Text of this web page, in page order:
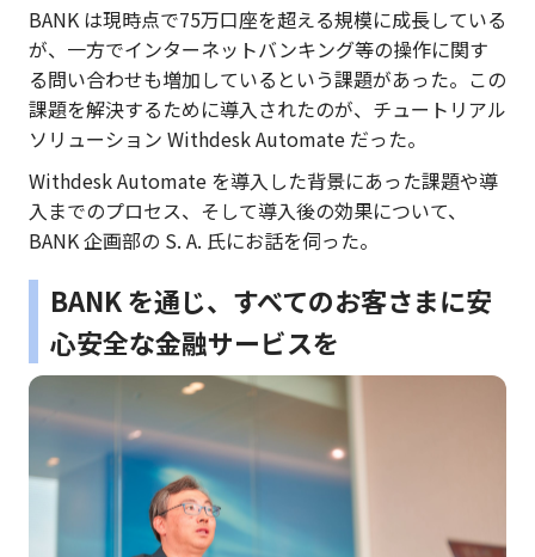
BANK は現時点で75万口座を超える規模に成長している
が、一方でインターネットバンキング等の操作に関す
る問い合わせも増加しているという課題があった。この
課題を解決するために導入されたのが、チュートリアル
ソリューション Withdesk Automate だった。
Withdesk Automate を導入した背景にあった課題や導
入までのプロセス、そして導入後の効果について、
BANK 企画部の S. A. 氏にお話を伺った。
BANK を通じ、すべてのお客さまに安
心安全な金融サービスを